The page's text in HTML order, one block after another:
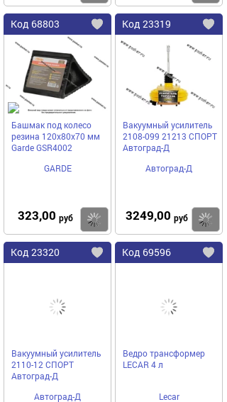
Код 68803
Добавить
избранное
Башмак под колесо
резина 120х80х70 мм
Garde GSR4002
GARDE
323,00 руб Купить
Код 23319
Вакуумный усилитель
2108-099 21213 СПОРТ
Автоград-Д
Автоград-Д
3249,00 руб
Код 23320
Добавить
Вакуумный усилитель
2110-12 СПОРТ
Автоград-Д
Автоград-Д
Код 69596
Ведро трансформер
LECAR 4 л
Lecar